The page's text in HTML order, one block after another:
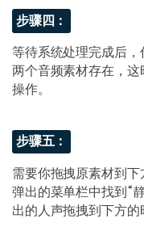
步骤四：
等待系统处理完成后
两个音频素材存在，
操作。
步骤五：
需要你拖拽原素材到
弹出的菜单栏中找到“
出的人声拖拽到下方的